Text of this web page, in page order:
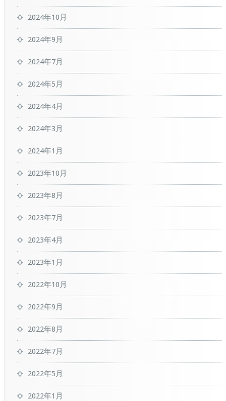
2024年10月
2024年9月
2024年7月
2024年5月
2024年4月
2024年3月
2024年1月
2023年10月
2023年8月
2023年7月
2023年4月
2023年1月
2022年10月
2022年9月
2022年8月
2022年7月
2022年5月
2022年1月